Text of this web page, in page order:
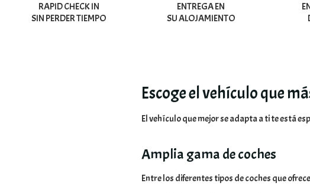
RAPID CHECK IN
SIN PERDER TIEMPO
ENTREGA EN
SU ALOJAMIENTO
Escoge el vehículo que
El vehículo que mejor se adapta a ti te está
Amplia gama de coches
Entre los diferentes tipos de coches que